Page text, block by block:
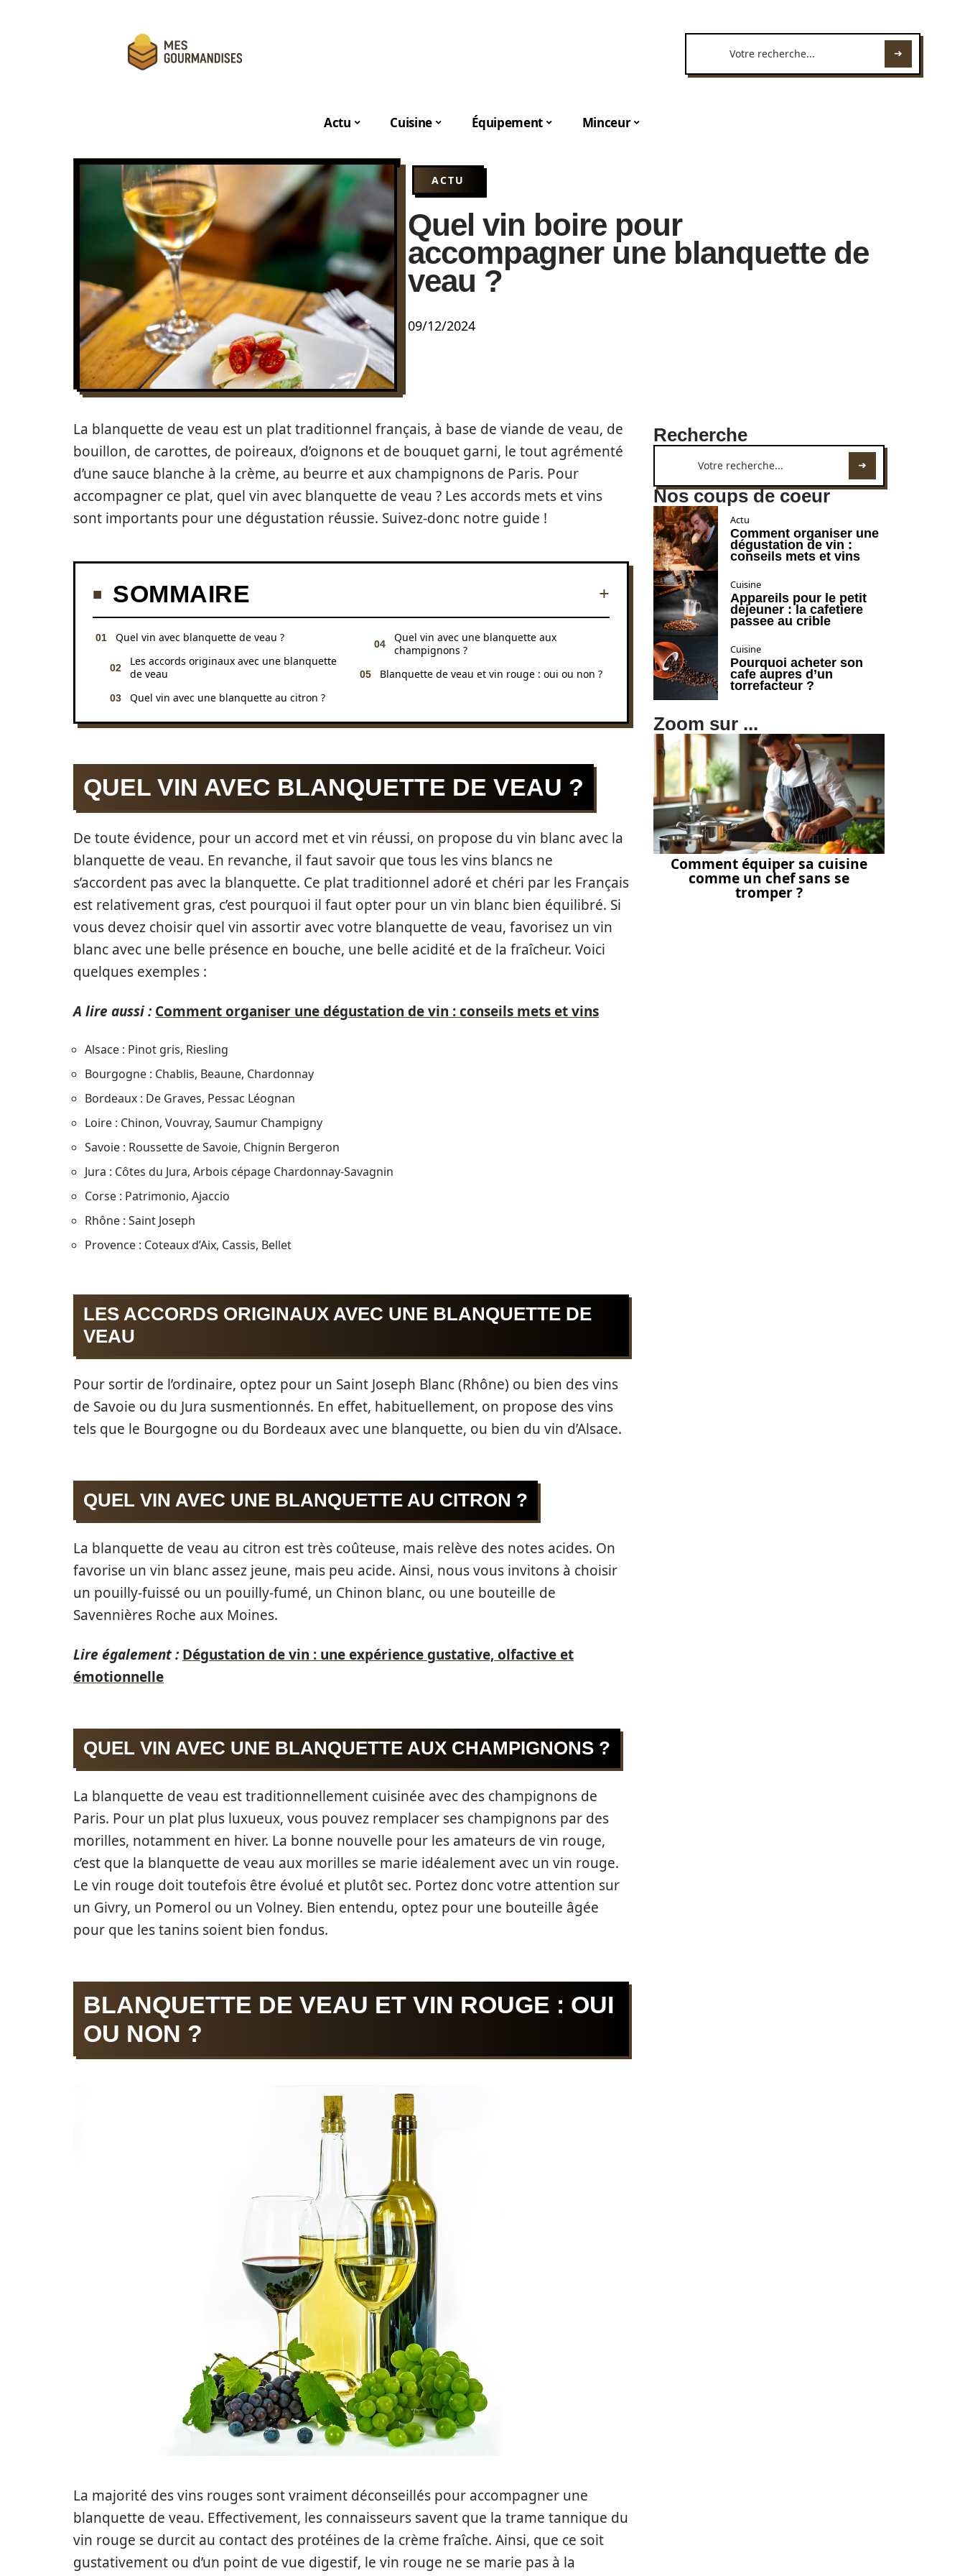
Actu Cuisine Équipement Minceur
ACTU
Quel vin boire pour
accompagner une blanquette de
veau ?
09/12/2024
La blanquette de veau est un plat traditionnel français, à base de viande de veau, de
bouillon, de carottes, de poireaux, d’oignons et de bouquet garni, le tout agrémenté
d’une sauce blanche à la crème, au beurre et aux champignons de Paris. Pour
accompagner ce plat, quel vin avec blanquette de veau ? Les accords mets et vins
sont importants pour une dégustation réussie. Suivez-donc notre guide !
SOMMAIRE
Quel vin avec blanquette de veau ?
Les accords originaux avec une blanquette
de veau
Quel vin avec une blanquette au citron ?
Quel vin avec une blanquette aux
champignons ?
Blanquette de veau et vin rouge : oui ou non ?
QUEL VIN AVEC BLANQUETTE DE VEAU ?
De toute évidence, pour un accord met et vin réussi, on propose du vin blanc avec la
blanquette de veau. En revanche, il faut savoir que tous les vins blancs ne
s’accordent pas avec la blanquette. Ce plat traditionnel adoré et chéri par les Français
est relativement gras, c’est pourquoi il faut opter pour un vin blanc bien équilibré. Si
vous devez choisir quel vin assortir avec votre blanquette de veau, favorisez un vin
blanc avec une belle présence en bouche, une belle acidité et de la fraîcheur. Voici
quelques exemples :
A lire aussi : Comment organiser une dégustation de vin : conseils mets et vins
Alsace : Pinot gris, Riesling
Bourgogne : Chablis, Beaune, Chardonnay
Bordeaux : De Graves, Pessac Léognan
Loire : Chinon, Vouvray, Saumur Champigny
Savoie : Roussette de Savoie, Chignin Bergeron
Jura : Côtes du Jura, Arbois cépage Chardonnay-Savagnin
Corse : Patrimonio, Ajaccio
Rhône : Saint Joseph
Provence : Coteaux d’Aix, Cassis, Bellet
LES ACCORDS ORIGINAUX AVEC UNE BLANQUETTE DE
VEAU
Pour sortir de l’ordinaire, optez pour un Saint Joseph Blanc (Rhône) ou bien des vins
de Savoie ou du Jura susmentionnés. En effet, habituellement, on propose des vins
tels que le Bourgogne ou du Bordeaux avec une blanquette, ou bien du vin d’Alsace.
QUEL VIN AVEC UNE BLANQUETTE AU CITRON ?
La blanquette de veau au citron est très coûteuse, mais relève des notes acides. On
favorise un vin blanc assez jeune, mais peu acide. Ainsi, nous vous invitons à choisir
un pouilly-fuissé ou un pouilly-fumé, un Chinon blanc, ou une bouteille de
Savennières Roche aux Moines.
Lire également : Dégustation de vin : une expérience gustative, olfactive et
émotionnelle
QUEL VIN AVEC UNE BLANQUETTE AUX CHAMPIGNONS ?
La blanquette de veau est traditionnellement cuisinée avec des champignons de
Paris. Pour un plat plus luxueux, vous pouvez remplacer ses champignons par des
morilles, notamment en hiver. La bonne nouvelle pour les amateurs de vin rouge,
c’est que la blanquette de veau aux morilles se marie idéalement avec un vin rouge.
Le vin rouge doit toutefois être évolué et plutôt sec. Portez donc votre attention sur
un Givry, un Pomerol ou un Volney. Bien entendu, optez pour une bouteille âgée
pour que les tanins soient bien fondus.
BLANQUETTE DE VEAU ET VIN ROUGE : OUI
OU NON ?
La majorité des vins rouges sont vraiment déconseillés pour accompagner une
blanquette de veau. Effectivement, les connaisseurs savent que la trame tannique du
vin rouge se durcit au contact des protéines de la crème fraîche. Ainsi, que ce soit
gustativement ou d’un point de vue digestif, le vin rouge ne se marie pas à la
Recherche
Nos coups de coeur
Actu
Comment organiser une
dégustation de vin :
conseils mets et vins
Cuisine
Appareils pour le petit
dejeuner : la cafetiere
passee au crible
Cuisine
Pourquoi acheter son
cafe aupres d’un
torrefacteur ?
Zoom sur ...
Comment équiper sa cuisine
comme un chef sans se
tromper ?